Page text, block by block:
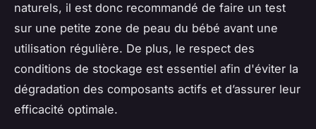
naturels, il est donc recommandé de faire un test
sur une petite zone de peau du bébé avant une
utilisation régulière. De plus, le respect des
conditions de stockage est essentiel afin d'éviter la
dégradation des composants actifs et d’assurer leur
efficacité optimale.